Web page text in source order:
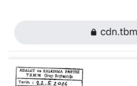
ALINTI YAZARLAR